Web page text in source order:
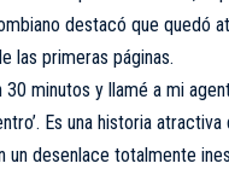
destacó que quedó
las primeras páginas.
30 minutos y llamé a mi
Es una historia
un desenlace totalmente